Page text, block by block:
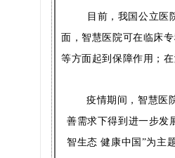
目前，我国公立医
面，智慧医院可在临床
等方面起到保障作用；
疫情期间，智慧医
善需求下得到进一步发
智生态 健康中国”为主